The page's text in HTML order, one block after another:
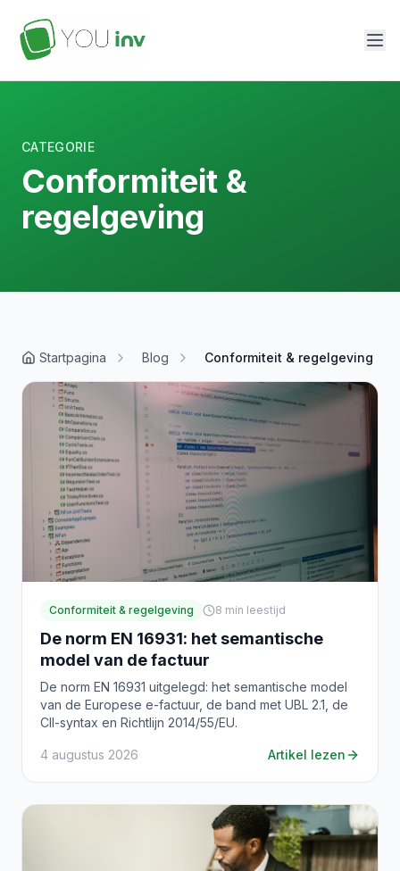
CATEGORIE
Conformiteit &
regelgeving
Startpagina Blog Conformiteit & regelgeving
Conformiteit & regelgeving 8 min leestijd
De norm EN 16931: het semantische
model van de factuur
De norm EN 16931 uitgelegd: het semantische model
van de Europese e-factuur, de band met UBL 2.1, de
CII-syntax en Richtlijn 2014/55/EU.
4 augustus 2026 Artikel lezen